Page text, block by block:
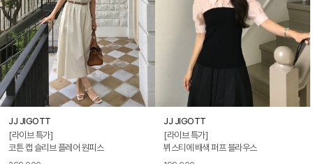
JJ JIGOTT
[라이브 특가]
코튼 캡 슬리브 플레어 원피스
JJ JIGOTT
[라이브 특가]
뷔스티에 배색 퍼프 블라우스